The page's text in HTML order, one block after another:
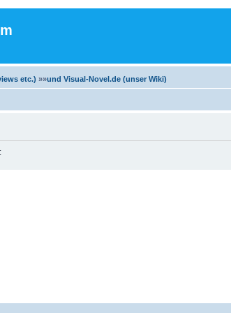
etc.) »»und Visual-Novel.de (unser Wiki)